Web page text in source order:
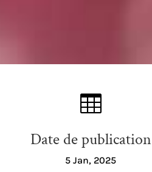

Date de publication
5 Jan, 2025